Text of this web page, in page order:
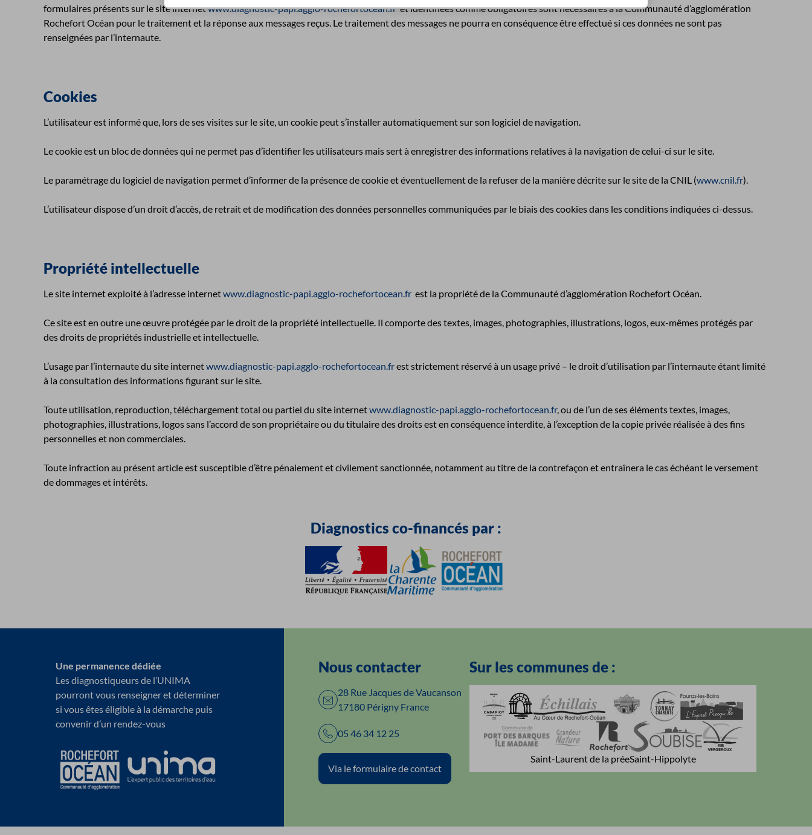
formulaires présents sur le site internetwww.diagnostic-papi.agglo-rochefortocean.fret identifiées comme obligatoires sont nécessaires à la Communauté d’agglomération
Rochefort Océan pour le traitement et la réponse aux messages reçus. Le traitement des messages ne pourra en conséquence être effectué si ces données ne sont pas
renseignées par l’internaute.
Cookies
L’utilisateur est informé que, lors de ses visites sur le site, un cookie peut s’installer automatiquement sur son logiciel de navigation.
Le cookie est un bloc de données qui ne permet pas d’identifier les utilisateurs mais sert à enregistrer des informations relatives à la navigation de celui-ci sur le site.
Le paramétrage du logiciel de navigation permet d’informer de la présence de cookie et éventuellement de la refuser de la manière décrite sur le site de la CNIL (www.cnil.fr).
L’utilisateur dispose d’un droit d’accès, de retrait et de modification des données personnelles communiquées par le biais des cookies dans les conditions indiquées ci-dessus.
Propriété intellectuelle
Le site internet exploité à l’adresse internetwww.diagnostic-papi.agglo-rochefortocean.fr est la propriété de la Communauté d’agglomération Rochefort Océan.
Ce site est en outre une œuvre protégée par le droit de la propriété intellectuelle. Il comporte des textes, images, photographies, illustrations, logos, eux-mêmes protégés par
des droits de propriétés industrielle et intellectuelle.
L’usage par l’internaute du site internetwww.diagnostic-papi.agglo-rochefortocean.frest strictement réservé à un usage privé – le droit d’utilisation par l’internaute étant limité
à la consultation des informations figurant sur le site.
Toute utilisation, reproduction, téléchargement total ou partiel du site internetwww.diagnostic-papi.agglo-rochefortocean.fr, ou de l’un de ses éléments textes, images,
photographies, illustrations, logos sans l’accord de son propriétaire ou du titulaire des droits est en conséquence interdite, à l’exception de la copie privée réalisée à des fins
personnelles et non commerciales.
Toute infraction au présent article est susceptible d’être pénalement et civilement sanctionnée, notamment au titre de la contrefaçon et entraînera le cas échéant le versement
de dommages et intérêts.
Diagnostics co-financés par :
Une permanence dédiée
Les diagnostiqueurs de l’UNIMA
pourront vous renseigner et déterminer
si vous êtes éligible à la démarche puis
convenir d’un rendez-vous
Nous contacter
28 Rue Jacques de Vaucanson
17180 Périgny France
05 46 34 12 25
Via le formulaire de contact
Sur les communes de :
Saint-Laurent de la préeSaint-Hippolyte